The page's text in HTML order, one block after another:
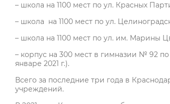
– школа на 1100 мест по ул. Красных
– школа на 1100 мест по ул.
– школа на 1100 мест по ул. им. Марины
– корпус на 300 мест в гимназии № 92
январе 2021 г.).
Всего за последние три года в
учреждений.